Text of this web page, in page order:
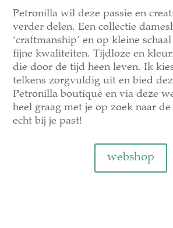
Petronilla wil deze passie en
verder delen. Een collectie
‘craftmanship’ en op kleine
fijne kwaliteiten. Tijdloze en
die door de tijd heen leven. Ik
telkens zorgvuldig uit en bied
Petronilla boutique en via deze
heel graag met je op zoek naar
echt bij je past!
webshop